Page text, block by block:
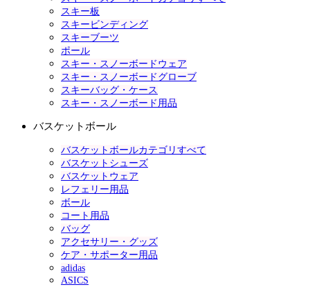
スキー板
スキービンディング
スキーブーツ
ポール
スキー・スノーボードウェア
スキー・スノーボードグローブ
スキーバッグ・ケース
スキー・スノーボード用品
バスケットボール
バスケットボールカテゴリすべて
バスケットシューズ
バスケットウェア
レフェリー用品
ボール
コート用品
バッグ
アクセサリー・グッズ
ケア・サポーター用品
adidas
ASICS